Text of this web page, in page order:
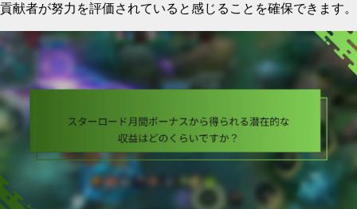
貢献者が努力を評価されていると感じることを確保できます。